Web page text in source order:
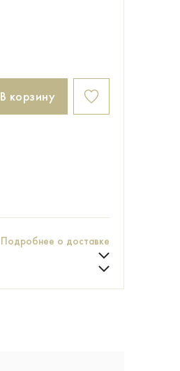
В корзину
Подробнее о доставке